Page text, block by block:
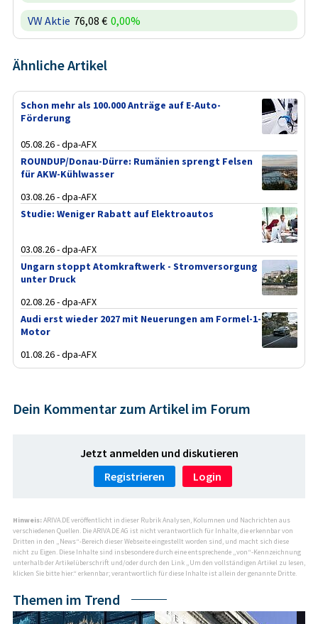
VW Aktie 76,08 € 0,00%
Ähnliche Artikel
Schon mehr als 100.000 Anträge auf E-Auto-
Förderung
05.08.26 - dpa-AFX
ROUNDUP/Donau-Dürre: Rumänien sprengt Felsen
für AKW-Kühlwasser
03.08.26 - dpa-AFX
Studie: Weniger Rabatt auf Elektroautos
03.08.26 - dpa-AFX
Ungarn stoppt Atomkraftwerk - Stromversorgung
unter Druck
02.08.26 - dpa-AFX
Audi erst wieder 2027 mit Neuerungen am Formel-1-
Motor
01.08.26 - dpa-AFX
Dein Kommentar zum Artikel im Forum
Jetzt anmelden und diskutieren
Registrieren
Login
Hinweis:ARIVA.DE veröffentlicht in dieser Rubrik Analysen, Kolumnen und Nachrichten aus
verschiedenen Quellen. Die ARIVA.DE AG ist nicht verantwortlich für Inhalte, die erkennbar von
Dritten in den „News“-Bereich dieser Webseite eingestellt worden sind, und macht sich diese
nicht zu Eigen. Diese Inhalte sind insbesondere durch eine entsprechende „von“-Kennzeichnung
unterhalb der Artikelüberschrift und/oder durch den Link „Um den vollständigen Artikel zu lesen,
klicken Sie bitte hier.“ erkennbar; verantwortlich für diese Inhalte ist allein der genannte Dritte.
Themen im Trend